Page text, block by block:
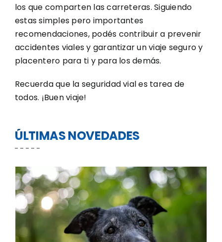
los que comparten las carreteras. Siguiendo
estas simples pero importantes
recomendaciones, podés contribuir a prevenir
accidentes viales y garantizar un viaje seguro y
placentero para ti y para los demás.
Recuerda que la seguridad vial es tarea de
todos. ¡Buen viaje!
ÚLTIMAS NOVEDADES